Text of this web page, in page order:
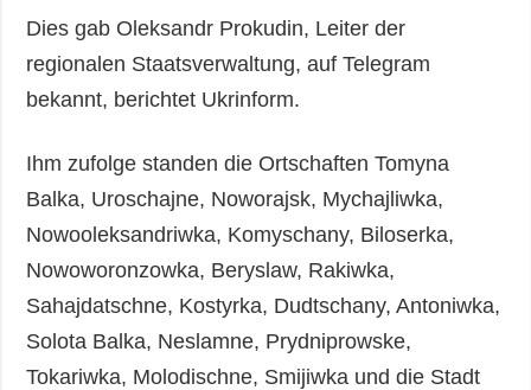
Dies gab Oleksandr Prokudin, Leiter der
regionalen Staatsverwaltung, auf Telegram
bekannt, berichtet Ukrinform.
Ihm zufolge standen die Ortschaften Tomyna
Balka, Uroschajne, Noworajsk, Mychajliwka,
Nowooleksandriwka, Komyschany, Biloserka,
Nowoworonzowka, Beryslaw, Rakiwka,
Sahajdatschne, Kostyrka, Dudtschany, Antoniwka,
Solota Balka, Neslamne, Prydniprowske,
Tokariwka, Molodischne, Smijiwka und die Stadt